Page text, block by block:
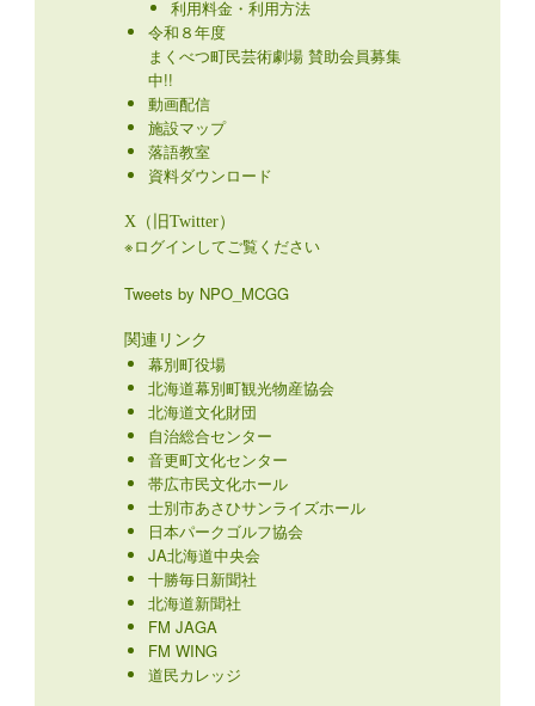
利用料金・利用方法
令和８年度
まくべつ町民芸術劇場 賛助会員募集
中!!
動画配信
施設マップ
落語教室
資料ダウンロード
X（旧Twitter）
※ログインしてご覧ください
Tweets by NPO_MCGG
関連リンク
幕別町役場
北海道幕別町観光物産協会
北海道文化財団
自治総合センター
音更町文化センター
帯広市民文化ホール
士別市あさひサンライズホール
日本パークゴルフ協会
JA北海道中央会
十勝毎日新聞社
北海道新聞社
FM JAGA
FM WING
道民カレッジ